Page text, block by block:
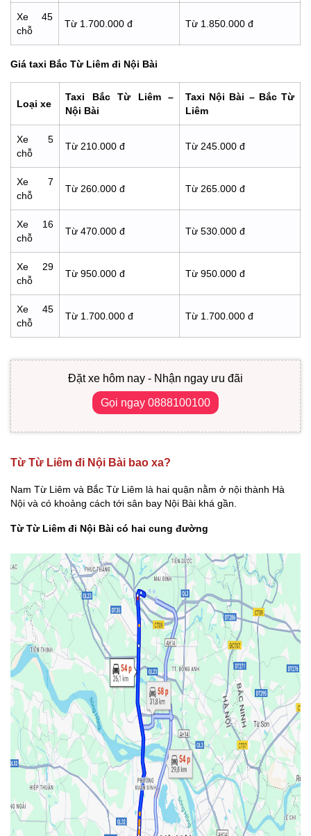
Xe 45
chỗ
Từ 1.700.000 đ Từ 1.850.000 đ
Giá taxi Bắc Từ Liêm đi Nội Bài
Loại xe
Taxi Bắc Từ Liêm–
Nội Bài
Taxi Nội Bài – Bắc Từ
Liêm
Xe 5
chỗ
Từ 210.000 đ Từ 245.000 đ
Xe 7
chỗ
Từ 260.000 đ Từ 265.000 đ
Xe 16
chỗ
Từ 470.000 đ Từ 530.000 đ
Xe 29
chỗ
Từ 950.000 đ Từ 950.000 đ
Xe 45
chỗ
Từ 1.700.000 đ Từ 1.700.000 đ
Đặt xe hôm nay - Nhận ngay ưu đãi
Gọi ngay 0888100100
Từ Từ Liêm đi Nội Bài bao xa?
Nam Từ Liêm và Bắc Từ Liêm là hai quận nằm ở nội thành Hà
Nội và có khoảng cách tới sân bay Nội Bài khá gần.
Từ Từ Liêm đi Nội Bài có hai cung đường